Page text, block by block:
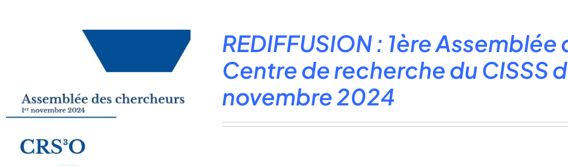
REDIFFUSION : 1ère
Centre de recherche du CISSS
novembre 2024